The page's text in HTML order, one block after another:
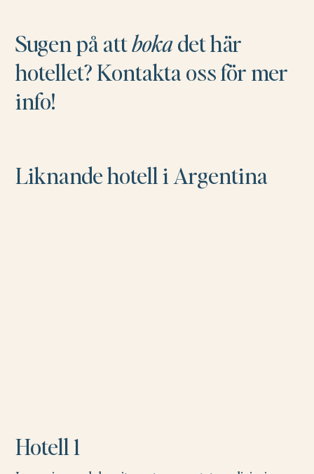
Sugen på attbokadet här
hotellet? Kontakta oss för mer
info!
Liknande hotell i Argentina
Hotell 1